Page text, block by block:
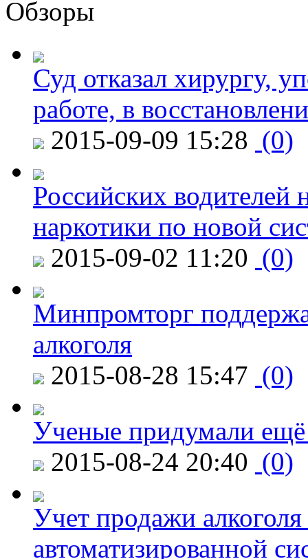
Обзоры
Суд отказал хирургу,
работе, в
2015-09-09 15:28 (0)
Российских водителей
наркотики по новой
2015-09-02 11:20 (0)
Минпромторг
алкоголя
2015-08-28 15:47 (0)
Ученые придумали ещё
2015-08-24 20:40 (0)
Учет продажи
автоматизированной